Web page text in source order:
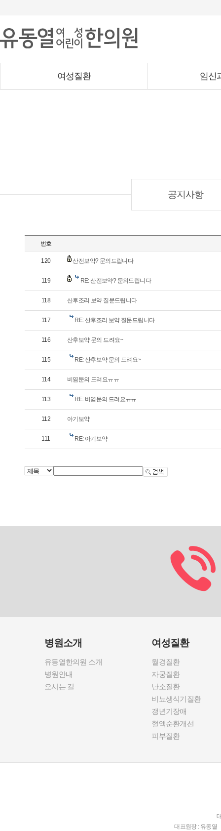
여성질환 임신
공지사항
번호
120 산전보약? 문의드립니다
119 RE: 산전보약? 문의드립니다
118 산후조리 보약 질문드립니다
117 RE: 산후조리 보약 질문드립니다
116 산후보약 문의 드려요~
115 RE: 산후보약 문의 드려요~
114 비염문의 드려요ㅠㅠ
113 RE: 비염문의 드려요ㅠㅠ
112 아기보약
111 RE: 아기보약
병원소개
유동열한의원 소개
병원안내
오시는 길
여성질환
월경질환
자궁질환
난소질환
비뇨생식기질환
갱년기장애
혈액순환개선
피부질환
대표원장 : 유동열